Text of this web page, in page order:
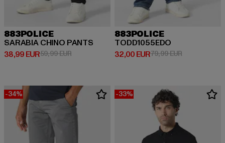
883POLICE
SARABIA CHINO PANTS
38,99 EUR
Derzeitiger Preis: 38,99 EUR
59,99 EURAktionspreis: 59,99 EUR
883POLICE
TODD1055EDO
32,00 EUR
Derzeitiger Preis: 32,00 EUR
79,99 EURAktionspreis:
-34% -33%